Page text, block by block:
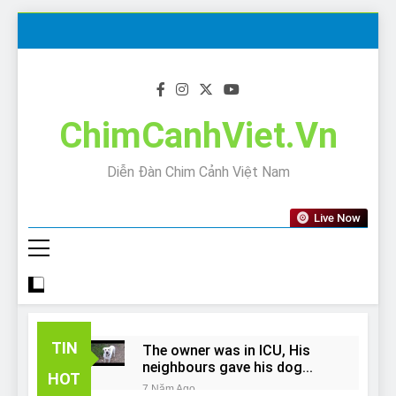
ChimCanhViet.Vn
Diễn Đàn Chim Cảnh Việt Nam
Live Now
TIN
HOT
The owner was in ICU, His
neighbours gave his dog
away!
7 Năm Ago